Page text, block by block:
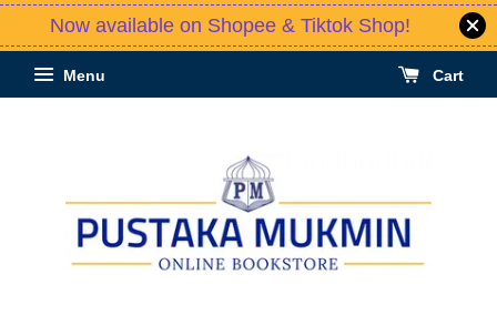
Now available on Shopee & Tiktok Shop!
Menu Cart